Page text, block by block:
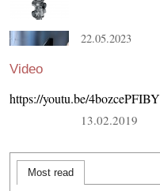
22.05.2023
Video
https://youtu.be/4bozcePFIBY
13.02.2019
Most read